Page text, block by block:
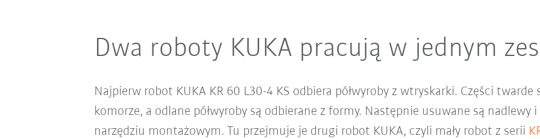
Dwa roboty KUKA pracują w jednym
Najpierw robot KUKA KR 60 L30-4 KS odbiera półwyroby z wtryskarki. Części
komorze, a odlane półwyroby są odbierane z formy. Następnie usuwane są
narzędziu montażowym. Tu przejmuje je drugi robot KUKA, czyli mały robot z serii